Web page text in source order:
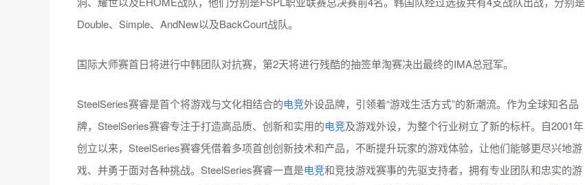
Double、Simple、AndNew以及BackCourt战队。
国际大师赛首日将进行中韩团队对抗赛，第2天将进行残酷的抽签单淘赛决出最终的IMA总冠军。
SteelSeries赛睿是首个将游戏与文化相结合的电竞外设品牌，引领着“游戏生活方式”的新潮流。作为全球知名品
牌，SteelSeries赛睿专注于打造高品质、创新和实用的电竞及游戏外设，为整个行业树立了新的标杆。自2001年
创立以来，SteelSeries赛睿凭借着多项首创创新技术和产品，不断提升玩家的游戏体验，让他们能够更尽兴地游
戏、并勇于面对各种挑战。SteelSeries赛睿一直是电竞和竞技游戏赛事的先驱支持者，拥有专业团队和忠实的游